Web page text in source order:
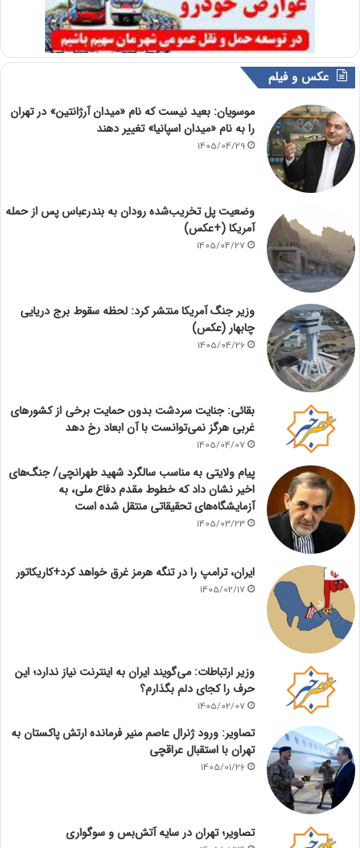
عکس و فیلم
موسویان: بعید نیست که نام «میدان آرژانتین» در تهران
را به نام «میدان اسپانیا» تغییر دهند
1405/04/29
وضعیت پل تخریب‌شده رودان به بندرعباس پس از حمله
آمریکا (+عکس)
1405/04/27
وزیر جنگ آمریکا منتشر کرد: لحظه سقوط برج دریایی
چابهار (عکس)
1405/04/26
بقائی: جنایت سردشت بدون حمایت برخی از کشورهای
غربی هرگز نمی‌توانست با آن ابعاد رخ دهد
1405/04/07
پیام ولایتی به مناسب سالگرد شهید طهرانچی/ جنگ‌های
اخیر نشان داد که خطوط مقدم دفاع ملی، به
آزمایشگاه‌های تحقیقاتی منتقل شده است
1405/03/23
ایران، ترامپ را در تنگه هرمز غرق خواهد کرد+کاریکاتور
1405/02/17
وزیر ارتباطات: می‌گویند ایران به اینترنت نیاز ندارد؛ این
حرف را کجای دلم بگذارم؟
1405/02/07
تصاویر: ورود ژنرال عاصم منیر فرمانده ارتش پاکستان به
تهران با استقبال عراقچی
1405/01/26
تصاویر؛ تهران در سایه آتش‌بس و سوگواری